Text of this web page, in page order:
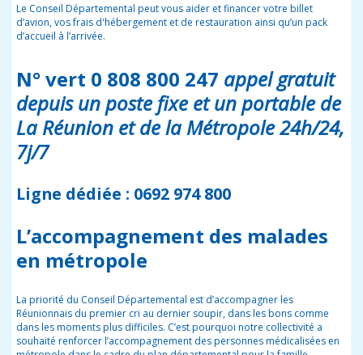
Le Conseil Départemental peut vous aider et financer votre billet
d’avion, vos frais d'hébergement et de restauration ainsi qu’un pack
d’accueil à l’arrivée.
N° vert 0 808 800 247 appel gratuit
depuis un poste fixe et un portable de
La Réunion et de la Métropole 24h/24,
7j/7
Ligne dédiée : 0692 974 800
L’accompagnement des malades
en métropole
La priorité du Conseil Départemental est d’accompagner les
Réunionnais du premier cri au dernier soupir, dans les bons comme
dans les moments plus difficiles. C’est pourquoi notre collectivité a
souhaité renforcer l’accompagnement des personnes médicalisées en